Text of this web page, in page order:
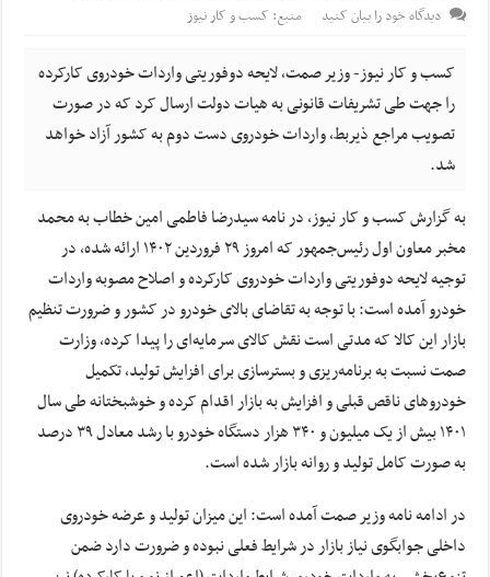
دیدگاه خود را بیان کنید
منبع: کسب و کار نیوز
کسب و کار نیوز- وزیر صمت، لایحه دوفوریتی واردات خودروی کارکرده
را جهت طی تشریفات قانونی به هیات دولت ارسال کرد که در صورت
تصویب مراجع ذیربط، واردات خودروی دست دوم به کشور آزاد خواهد
شد.
به گزارش کسب و کار نیوز، در نامه سیدرضا فاطمی امین خطاب به محمد
مخبر معاون اول رئیس‌جمهور که امروز ۲۹ فروردین ۱۴۰۲ ارائه شده، در
توجیه لایحه دوفوریتی واردات خودروی کارکرده و اصلاح مصوبه واردات
خودرو آمده است: با توجه به تقاضای بالای خودرو در کشور و ضرورت تنظیم
بازار این کالا که مدتی است نقش کالای سرمایه‌ای را پیدا کرده، وزارت
صمت نسبت به برنامه‌ریزی و بسترسازی برای افزایش تولید، تکمیل
خودروهای ناقص قبلی و افزایش به بازار اقدام کرده و خوشبختانه طی سال
۱۴۰۱ بیش از یک میلیون و ۳۴۰ هزار دستگاه خودرو با رشد معادل ۳۹ درصد
به صورت کامل تولید و روانه بازار شده است.
در ادامه نامه وزیر صمت آمده است: این میزان تولید و عرضه خودروی
داخلی جوابگوی نیاز بازار در شرایط فعلی نبوده و ضرورت دارد ضمن